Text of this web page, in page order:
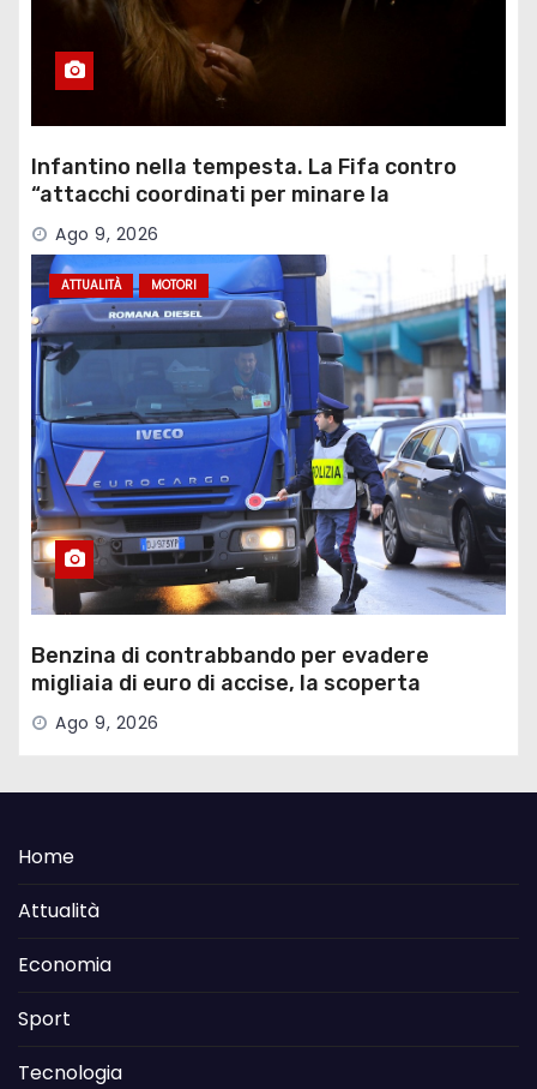
Infantino nella tempesta. La Fifa contro
“attacchi coordinati per minare la
governance”
Ago 9, 2026
ATTUALITÀ MOTORI
Benzina di contrabbando per evadere
migliaia di euro di accise, la scoperta
Ago 9, 2026
Home
Attualità
Economia
Sport
Tecnologia